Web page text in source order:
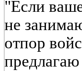
"Если
не
отпор